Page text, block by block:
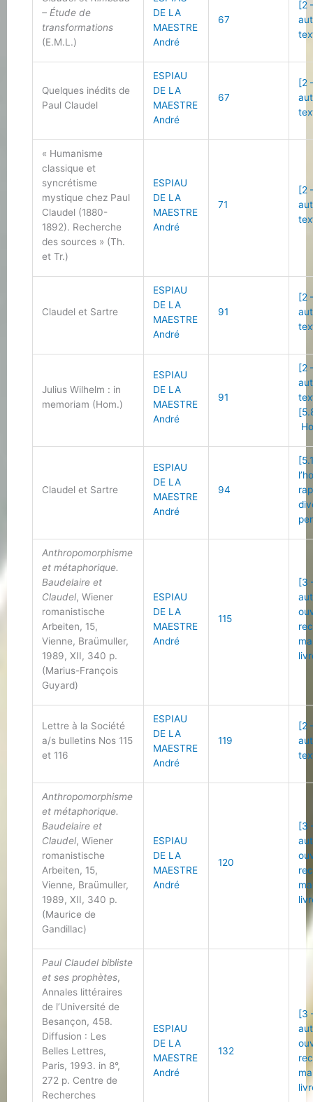
– Étude de
transformations
(E.M.L.)
DE LA
MAESTRE
André
67
[2
Quelques inédits de
Paul Claudel
ESPIAU
DE LA
MAESTRE
André
67
[2
« Humanisme
classique et
syncrétisme
mystique chez Paul
Claudel (1880-
1892). Recherche
des sources » (Th.
et Tr.)
ESPIAU
DE LA
MAESTRE
André
71
[2
Claudel et Sartre
ESPIAU
DE LA
MAESTRE
André
91
[2
Julius Wilhelm : in
memoriam (Hom.)
ESPIAU
DE LA
MAESTRE
André
91
[2
Claudel et Sartre
ESPIAU
DE LA
MAESTRE
André
94
Anthropomorphisme
et métaphorique.
Baudelaire et
Claudel, Wiener
romanistische
Arbeiten, 15,
Vienne, Braümuller,
1989, XII, 340 p.
(Marius-François
Guyard)
ESPIAU
DE LA
MAESTRE
André
115
[3
Lettre à la Société
a/s bulletins Nos 115
et 116
ESPIAU
DE LA
MAESTRE
André
119
[2
Anthropomorphisme
et métaphorique.
Baudelaire et
Claudel, Wiener
romanistische
Arbeiten, 15,
Vienne, Braümuller,
1989, XII, 340 p.
(Maurice de
Gandillac)
ESPIAU
DE LA
MAESTRE
André
120
[3
Paul Claudel bibliste
et ses prophètes,
Annales littéraires
de l’Université de
Besançon, 458.
Diffusion : Les
Belles Lettres,
Paris, 1993. in 8°,
272 p. Centre de
Recherches
ESPIAU
DE LA
MAESTRE
André
132
[3